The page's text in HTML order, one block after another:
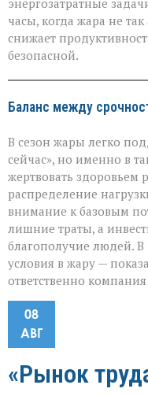
энергозатратные
часы, когда жара не
снижает
безопасной.
Баланс между
В сезон жары легко
сейчас», но именно в
жертвовать здоровьем
распределение
внимание к базовым
лишние траты, а
благополучие людей. В
условия в жару —
ответственно
08
АВГ
«Рынок